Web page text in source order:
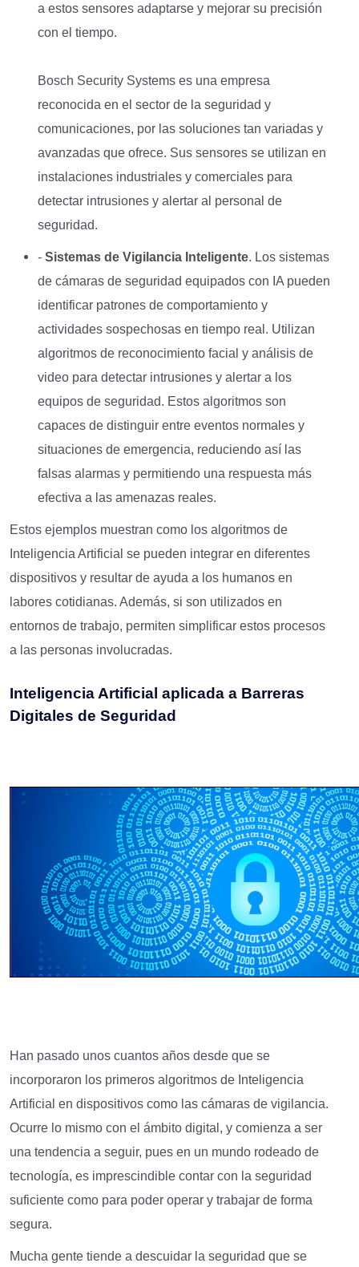
a estos sensores adaptarse y mejorar su precisión
con el tiempo.
Bosch Security Systems es una empresa
reconocida en el sector de la seguridad y
comunicaciones, por las soluciones tan variadas y
avanzadas que ofrece. Sus sensores se utilizan en
instalaciones industriales y comerciales para
detectar intrusiones y alertar al personal de
seguridad.
- Sistemas de Vigilancia Inteligente. Los sistemas
de cámaras de seguridad equipados con IA pueden
identificar patrones de comportamiento y
actividades sospechosas en tiempo real. Utilizan
algoritmos de reconocimiento facial y análisis de
video para detectar intrusiones y alertar a los
equipos de seguridad. Estos algoritmos son
capaces de distinguir entre eventos normales y
situaciones de emergencia, reduciendo así las
falsas alarmas y permitiendo una respuesta más
efectiva a las amenazas reales.
Estos ejemplos muestran como los algoritmos de
Inteligencia Artificial se pueden integrar en diferentes
dispositivos y resultar de ayuda a los humanos en
labores cotidianas. Además, si son utilizados en
entornos de trabajo, permiten simplificar estos procesos
a las personas involucradas.
Inteligencia Artificial aplicada a Barreras
Digitales de Seguridad
Han pasado unos cuantos años desde que se
incorporaron los primeros algoritmos de Inteligencia
Artificial en dispositivos como las cámaras de vigilancia.
Ocurre lo mismo con el ámbito digital, y comienza a ser
una tendencia a seguir, pues en un mundo rodeado de
tecnología, es imprescindible contar con la seguridad
suficiente como para poder operar y trabajar de forma
segura.
Mucha gente tiende a descuidar la seguridad que se